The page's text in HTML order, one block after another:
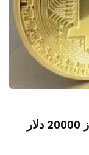
بیت کوین به دلیل ترس از نزول بیش از 20000 دلار